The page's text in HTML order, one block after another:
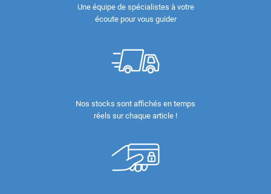
Une équipe de spécialistes à votre
écoute pour vous guider
Nos stocks sont affichés en temps
réels sur chaque article !